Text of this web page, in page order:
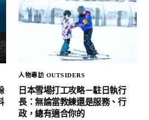
人物專訪 OUTSIDERS
日本雪場打工攻略－駐日執行
長：無論當教練還是服務、行
政，總有適合你的